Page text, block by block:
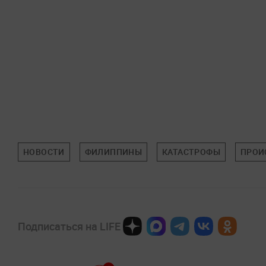
НОВОСТИ ФИЛИППИНЫ КАТАСТРОФЫ
Подписаться на LIFE